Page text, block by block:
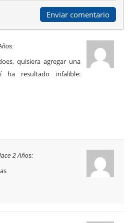
quisiera agregar una
ha resultado infalible:
2 Años: